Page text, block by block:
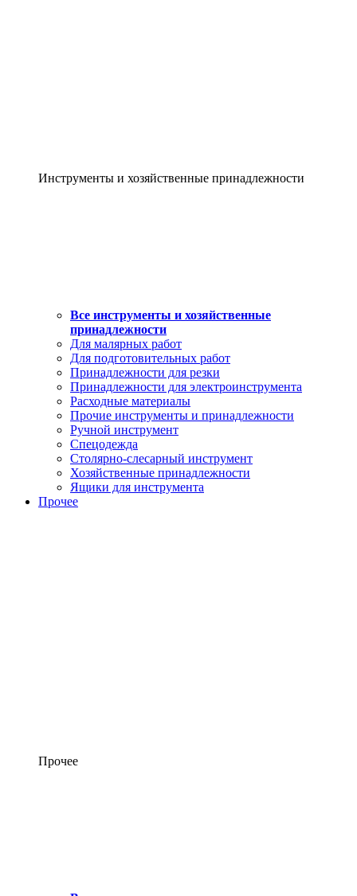
Инструменты и хозяйственные принадлежности
Все инструменты и хозяйственные
принадлежности
Для малярных работ
Для подготовительных работ
Принадлежности для резки
Принадлежности для электроинструмента
Расходные материалы
Прочие инструменты и принадлежности
Ручной инструмент
Спецодежда
Столярно-слесарный инструмент
Хозяйственные принадлежности
Ящики для инструмента
Прочее
Прочее